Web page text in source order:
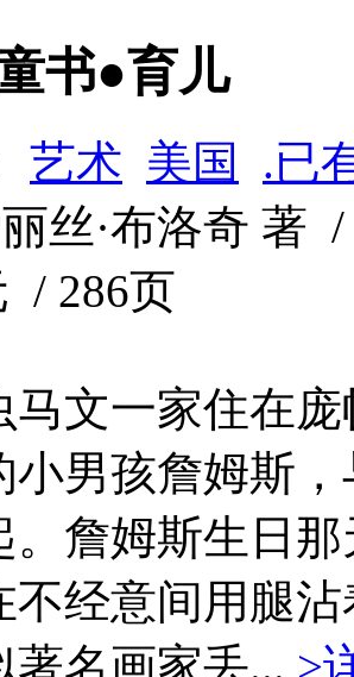
书●育儿
艺术 美国
.已
丝·布洛奇 著
/ 286页
马文一家住在
小男孩詹姆斯
。詹姆斯生日
不经意间用腿
著名画家丢... >